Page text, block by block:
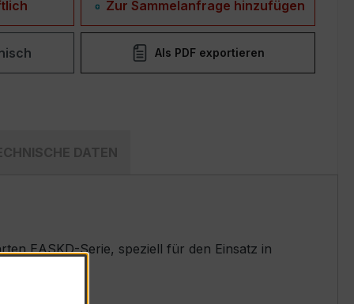
Zur Sammelanfrage hinzufügen
Als PDF exportieren
DATEN
EASKD-Serie, speziell für den Einsatz in